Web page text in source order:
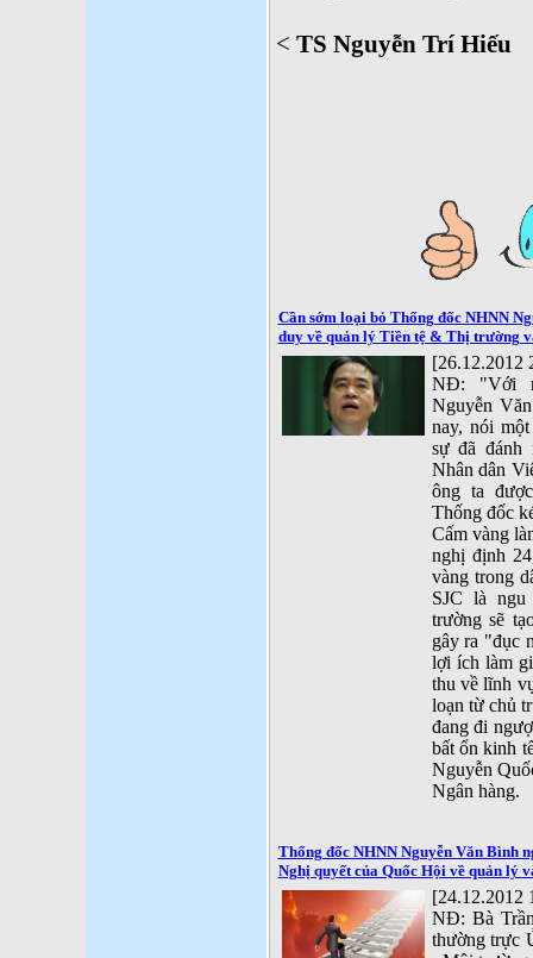
< TS Nguyễn Trí Hiếu
Cần sớm loại bỏ Thống đốc NHNN
duy về quản lý Tiền tệ & Thị trường
[26.12.2012
NĐ: "Với
Nguyễn
nay, nói
sự đã đánh
Nhân dân
ông ta
Thống đốc
Cấm vàng
nghị định
vàng trong
SJC là
trường sẽ
gây ra "đục
lợi ích làm
thu về lĩnh
loạn từ chủ
đang đi
bất ổn kinh
Nguyễn
Ngân hàng.
Thống đốc NHNN Nguyễn Văn Bình
Nghị quyết của Quốc Hội về quản lý
[24.12.2012
NĐ: Bà
thường trực